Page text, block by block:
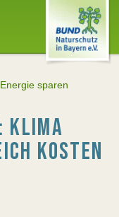
Energie sparen
KLIMA
KOSTEN